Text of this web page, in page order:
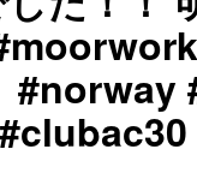
#norway